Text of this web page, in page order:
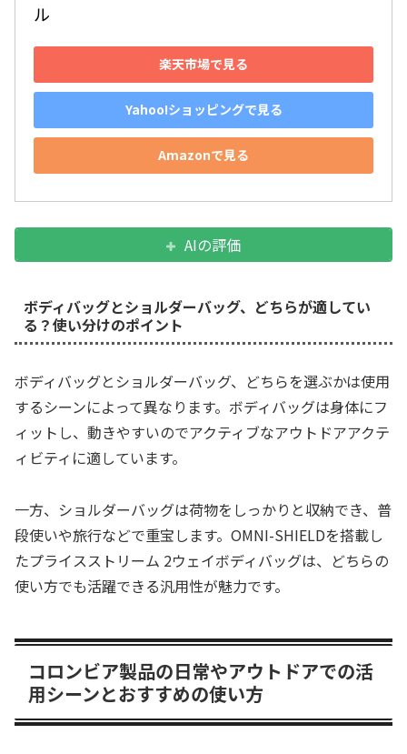
ル
楽天市場で見る
Yahoo!ショッピングで見る
Amazonで見る
AIの評価
ボディバッグとショルダーバッグ、どちらが適してい
る？使い分けのポイント
ボディバッグとショルダーバッグ、どちらを選ぶかは使用
するシーンによって異なります。ボディバッグは身体にフ
ィットし、動きやすいのでアクティブなアウトドアアクテ
ィビティに適しています。
一方、ショルダーバッグは荷物をしっかりと収納でき、普
段使いや旅行などで重宝します。OMNI-SHIELDを搭載し
たプライスストリーム 2ウェイボディバッグは、どちらの
使い方でも活躍できる汎用性が魅力です。
コロンビア製品の日常やアウトドアでの活
用シーンとおすすめの使い方